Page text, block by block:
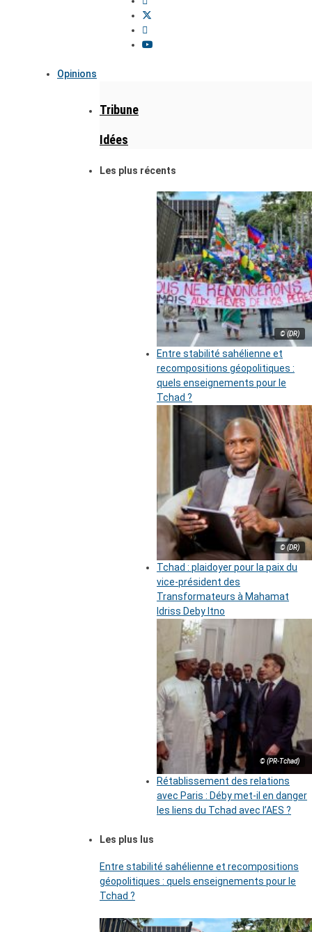
Opinions
Tribune
Idées
Les plus récents
© (DR)
Entre stabilité sahélienne et
recompositions géopolitiques :
quels enseignements pour le
Tchad ?
© (DR)
Tchad : plaidoyer pour la paix du
vice-président des
Transformateurs à Mahamat
Idriss Deby Itno
© (PR-Tchad)
Rétablissement des relations
avec Paris : Déby met-il en danger
les liens du Tchad avec l’AES ?
Les plus lus
Entre stabilité sahélienne et recompositions
géopolitiques : quels enseignements pour le
Tchad ?